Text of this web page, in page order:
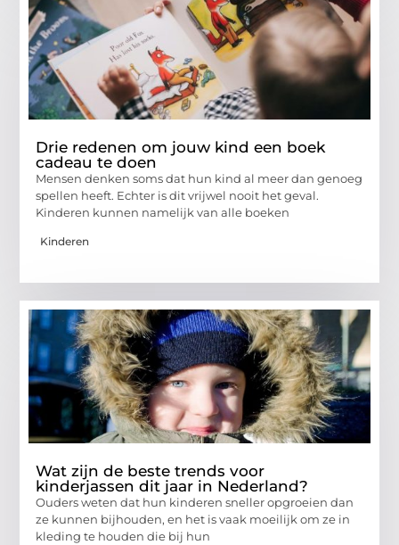
Drie redenen om jouw kind een boek
cadeau te doen
Mensen denken soms dat hun kind al meer dan genoeg
spellen heeft. Echter is dit vrijwel nooit het geval.
Kinderen kunnen namelijk van alle boeken
Kinderen
Wat zijn de beste trends voor
kinderjassen dit jaar in Nederland?
Ouders weten dat hun kinderen sneller opgroeien dan
ze kunnen bijhouden, en het is vaak moeilijk om ze in
kleding te houden die bij hun